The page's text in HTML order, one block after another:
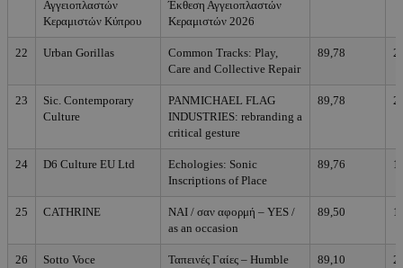
Αγγειοπλαστών
Κεραμιστών Κύπρου
Έκθεση Αγγειοπλαστών
Κεραμιστών 2026
22 Urban Gorillas
Common Tracks: Play,
Care and Collective Repair
89,78
23
Sic. Contemporary
Culture
PANMICHAEL FLAG
INDUSTRIES: rebranding a
critical gesture
89,78
24 D6 Culture EU Ltd
Echologies: Sonic
Inscriptions of Place
89,76
25 CATHRINE
ΝΑΙ / σαν αφορμή – YES /
as an occasion
89,50
26
Sotto Voce
Ταπεινές Γαίες – Humble
89,10